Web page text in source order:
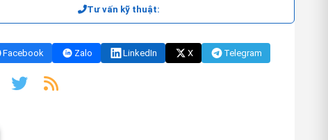
Tư vấn kỹ thuật:
Facebook Zalo LinkedIn X Telegram